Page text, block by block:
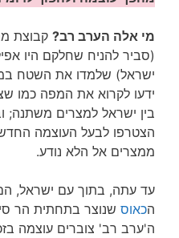
מי אלה הערב רב? קבוצת
(סביר להניח שחלקם היו
ישראל) שלמדו את השטח
ידעו לקרוא את המפה כמו
בין ישראל למצרים
הצטרפו לבעל העוצמה
ממצרים אל הלא נודע.
עד עתה, בתוך עם ישראל, הם
הכאוס שנוצר בתחתית הר
ה'ערב רב' צוברים עוצמה